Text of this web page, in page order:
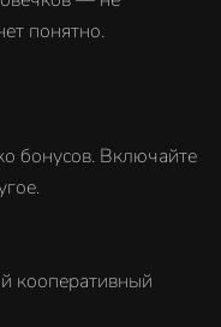
понятно.
бонусов. Включайте
кооперативный